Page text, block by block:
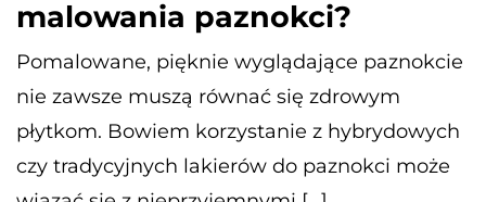
malowania paznokci?
Pomalowane, pięknie wyglądające paznokcie
nie zawsze muszą równać się zdrowym
płytkom. Bowiem korzystanie z hybrydowych
czy tradycyjnych lakierów do paznokci może